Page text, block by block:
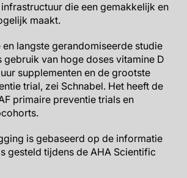
die een gemakkelijk en
maakt.
langste gerandomiseerde studie
gebruik van hoge doses vitamine D
supplementen en de grootste
trial, zei Schnabel. Het heeft de
primaire preventie trials en
is gebaseerd op de informatie
gesteld tijdens de AHA Scientific